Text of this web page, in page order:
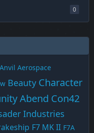
0
Anvil Aerospace
Beauty Character
Abend Con42
Industries
F7 MK II F7A